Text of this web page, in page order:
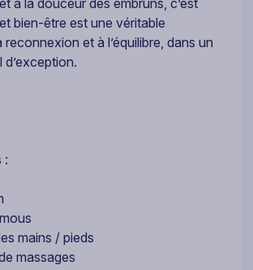
bien-être est une véritable
et à l’équilibre, dans un
d’exception.
:
mains / pieds
massages